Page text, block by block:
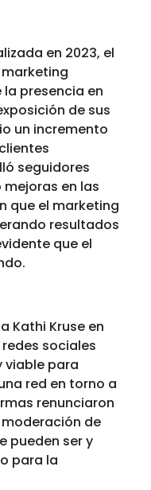
en 2023, el
presencia en
de sus
un incremento
seguidores
mejoras en las
que el marketing
resultados
que el
Kathi Kruse en
sociales
viable para
red en torno a
renunciaron
de
pueden ser y
para la